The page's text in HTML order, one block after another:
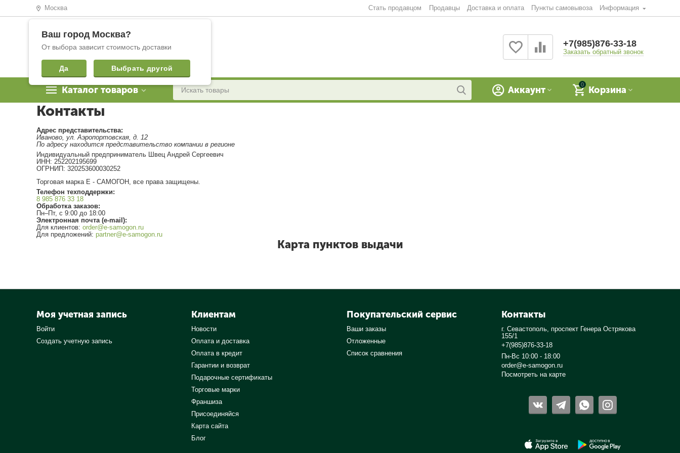
Москва
Ваш город Москва?
От выбора зависит стоимость доставки
Да Выбрать другой
Стать продавцом Продавцы Доставка и оплата Пункты самовывоза Информация
+7(985)876-33-18
Заказать обратный звонок
Каталог товаров
0
Корзина
Аккаунт
Контакты
Адрес представительства:
Иваново, ул. Аэропортовская, д. 12
По адресу находится представительство компании в регионе
Индивидуальный предприниматель Швец Андрей Сергеевич
ИНН: 252202195699
ОГРНИП: 320253600030252
Торговая марка Е - САМОГОН, все права защищены.
Телефон техподдержки:
8 985 876 33 18
Обработка заказов:
Пн–Пт, c 9:00 до 18:00
Электронная почта (e-mail):
Для клиентов:order@e-samogon.ru
Для предложений:partner@e-samogon.ru
Карта пунктов выдачи
Моя учетная запись
Войти
Создать учетную запись
Клиентам
Новости
Оплата и доставка
Оплата в кредит
Гарантии и возврат
Подарочные сертификаты
Торговые марки
Франшиза
Присоединяйся
Карта сайта
Блог
Покупательский сервис
Ваши заказы
Отложенные
Список сравнения
Контакты
г. Севастополь, проспект Генера Острякова
155/1
+7(985)876-33-18
Пн-Вс 10:00 - 18:00
order@e-samogon.ru
Посмотреть на карте